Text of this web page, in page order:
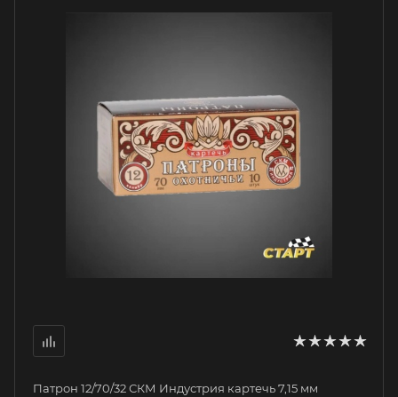
Патрон 12/70/32 СКМ Индустрия картечь 7,15 мм